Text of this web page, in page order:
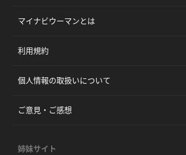
マイナビウーマンとは
利用規約
個人情報の取扱いについて
ご意見・ご感想
姉妹サイト